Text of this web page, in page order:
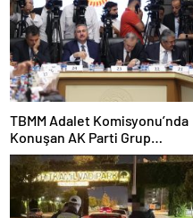
TBMM Adalet Komisyonu’nda
Konuşan AK Parti Grup
Başkanvekili Abdulhamit Gül:
“Kanun Teklifi Milletimizin
Teklifidir”